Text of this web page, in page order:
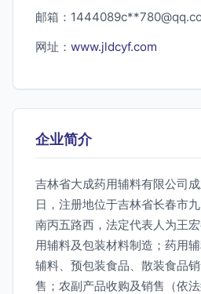
邮箱：1444089c**
网址： www.jldcyf.com
企业简介
吉林省大成药用辅料有限公司
日，注册地位于吉林省长春市
南丙五路西，法定代表人为王
用辅料及包装材料制造；药用
辅料、预包装食品、散装食品
售；农副产品收购及销售（依